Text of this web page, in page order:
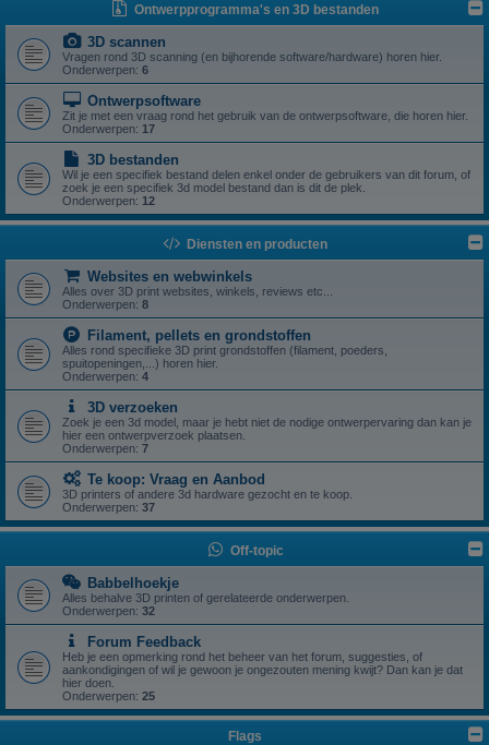
Ontwerpprogramma's en 3D bestanden
3D scannen
Vragen rond 3D scanning (en bijhorende software/hardware) horen hier.
Onderwerpen: 6
Ontwerpsoftware
Zit je met een vraag rond het gebruik van de ontwerpsoftware, die horen hier.
Onderwerpen: 17
3D bestanden
Wil je een specifiek bestand delen enkel onder de gebruikers van dit forum, of
zoek je een specifiek 3d model bestand dan is dit de plek.
Onderwerpen: 12
Diensten en producten
Websites en webwinkels
Alles over 3D print websites, winkels, reviews etc...
Onderwerpen: 8
Filament, pellets en grondstoffen
Alles rond specifieke 3D print grondstoffen (filament, poeders,
spuitopeningen,...) horen hier.
Onderwerpen: 4
3D verzoeken
Zoek je een 3d model, maar je hebt niet de nodige ontwerpervaring dan kan je
hier een ontwerpverzoek plaatsen.
Onderwerpen: 7
Te koop: Vraag en Aanbod
3D printers of andere 3d hardware gezocht en te koop.
Onderwerpen: 37
Off-topic
Babbelhoekje
Alles behalve 3D printen of gerelateerde onderwerpen.
Onderwerpen: 32
Forum Feedback
Heb je een opmerking rond het beheer van het forum, suggesties, of
aankondigingen of wil je gewoon je ongezouten mening kwijt? Dan kan je dat
hier doen.
Onderwerpen: 25
Flags